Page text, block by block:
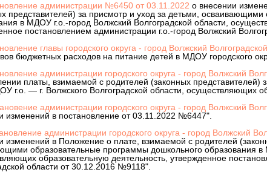
администрации №6450 от 03.11.2022 о внесении
представителей) за присмотр и уход за детьми,
в МДОУ г.о.-город Волжский Волгоградской области,
постановлением администрации г.о.-город Волжский
главы городского округа - город Волжский
бюджетных расходов на питание детей в МДОУ городского
администрации городского округа - город Волжский
платы, взимаемой с родителей (законных
г.о. — г. Волжского Волгоградской области, осуществляющих
администрации городского округа - город Волжский
изменений в постановление от 03.11.2022 №6447".
администрации городского округа - город Волжский
изменений в Положение о плате, взимаемой с родителей
образовательные программы дошкольного образования в
образовательную деятельность, утвержденное
области от 30.12.2016 №9118".